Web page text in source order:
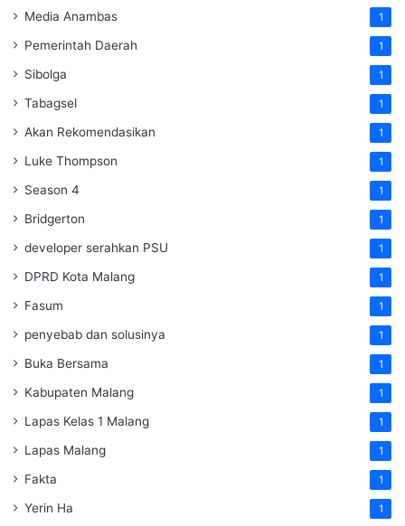
Media Anambas 1
Pemerintah Daerah 1
Sibolga 1
Tabagsel 1
Akan Rekomendasikan 1
Luke Thompson 1
Season 4 1
Bridgerton 1
developer serahkan PSU 1
DPRD Kota Malang 1
Fasum 1
penyebab dan solusinya 1
Buka Bersama 1
Kabupaten Malang 1
Lapas Kelas 1 Malang 1
Lapas Malang 1
Fakta 1
Yerin Ha 1